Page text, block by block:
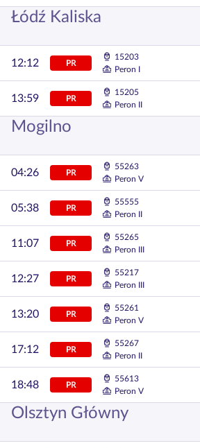
Łódź Kaliska
12:12 PR
15203
Peron I
13:59 PR
15205
Peron II
Mogilno
04:26 PR
55263
Peron V
05:38 PR
55555
Peron II
11:07 PR
55265
Peron III
12:27 PR
55217
Peron III
13:20 PR
55261
Peron V
17:12 PR
55267
Peron II
18:48 PR
55613
Peron V
Olsztyn Główny